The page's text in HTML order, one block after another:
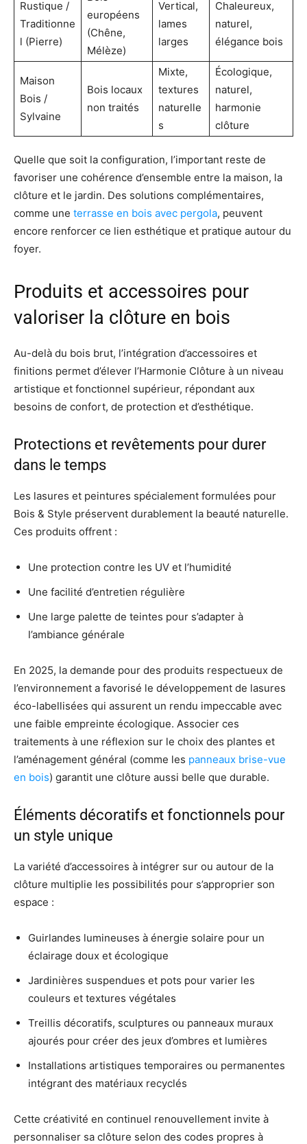
Rustique /
Traditionne
l (Pierre)
européens
(Chêne,
Mélèze)
Vertical,
lames
larges
Chaleureux,
naturel,
élégance bois
Maison
Bois /
Sylvaine
Bois locaux
non traités
Mixte,
textures
naturelle
s
Écologique,
naturel,
harmonie
clôture
Quelle que soit la configuration, l’important reste de
favoriser une cohérence d’ensemble entre la maison, la
clôture et le jardin. Des solutions complémentaires,
comme une terrasse en bois avec pergola, peuvent
encore renforcer ce lien esthétique et pratique autour du
foyer.
Produits et accessoires pour
valoriser la clôture en bois
Au-delà du bois brut, l’intégration d’accessoires et
finitions permet d’élever l’Harmonie Clôture à un niveau
artistique et fonctionnel supérieur, répondant aux
besoins de confort, de protection et d’esthétique.
Protections et revêtements pour durer
dans le temps
Les lasures et peintures spécialement formulées pour
Bois & Style préservent durablement la beauté naturelle.
Ces produits offrent :
Une protection contre les UV et l’humidité
Une facilité d’entretien régulière
Une large palette de teintes pour s’adapter à
l’ambiance générale
En 2025, la demande pour des produits respectueux de
l’environnement a favorisé le développement de lasures
éco-labellisées qui assurent un rendu impeccable avec
une faible empreinte écologique. Associer ces
traitements à une réflexion sur le choix des plantes et
l’aménagement général (comme les panneaux brise-vue
en bois) garantit une clôture aussi belle que durable.
Éléments décoratifs et fonctionnels pour
un style unique
La variété d’accessoires à intégrer sur ou autour de la
clôture multiplie les possibilités pour s’approprier son
espace :
Guirlandes lumineuses à énergie solaire pour un
éclairage doux et écologique
Jardinières suspendues et pots pour varier les
couleurs et textures végétales
Treillis décoratifs, sculptures ou panneaux muraux
ajourés pour créer des jeux d’ombres et lumières
Installations artistiques temporaires ou permanentes
intégrant des matériaux recyclés
Cette créativité en continuel renouvellement invite à
personnaliser sa clôture selon des codes propres à